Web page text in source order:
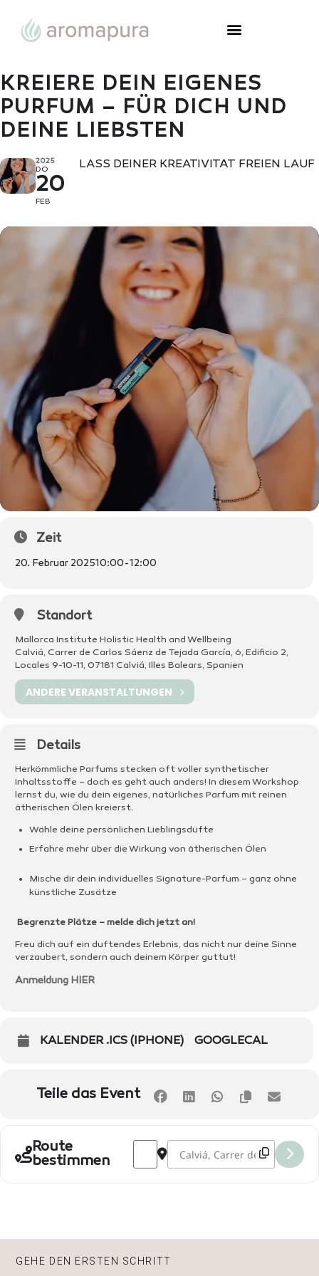
KREIERE DEIN EIGENES
PURFUM – FÜR DICH UND
DEINE LIEBSTEN
2025
DO
20
FEB
LASS DEINER KREATIVITÄT FREIEN LAUF
Zeit
20. Februar 202510:00-12:00
Standort
Mallorca Institute Holistic Health and Wellbeing
Calviá, Carrer de Carlos Sáenz de Tejada García, 6, Edificio 2,
Locales 9-10-11, 07181 Calviá, Illes Balears, Spanien
ANDERE VERANSTALTUNGEN
Details
Herkömmliche Parfums stecken oft voller synthetischer
Inhaltsstoffe – doch es geht auch anders! In diesem Workshop
lernst du, wie du dein eigenes, natürliches Parfum mit reinen
ätherischen Ölen kreierst.
Wähle deine persönlichen Lieblingsdüfte
Erfahre mehr über die Wirkung von ätherischen Ölen
Mische dir dein individuelles Signature-Parfum – ganz ohne
künstliche Zusätze
Begrenzte Plätze – melde dich jetzt an!
Freu dich auf ein duftendes Erlebnis, das nicht nur deine Sinne
verzaubert, sondern auch deinem Körper guttut!
Anmeldung HIER
KALENDER .ICS (IPHONE) GOOGLECAL
Teile das Event
Route
bestimmen
Address - Kreiere dein eigenes
Destination Address - Kreiere
GEHE DEN ERSTEN SCHRITT